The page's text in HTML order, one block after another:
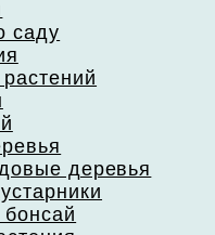
саду
деревья